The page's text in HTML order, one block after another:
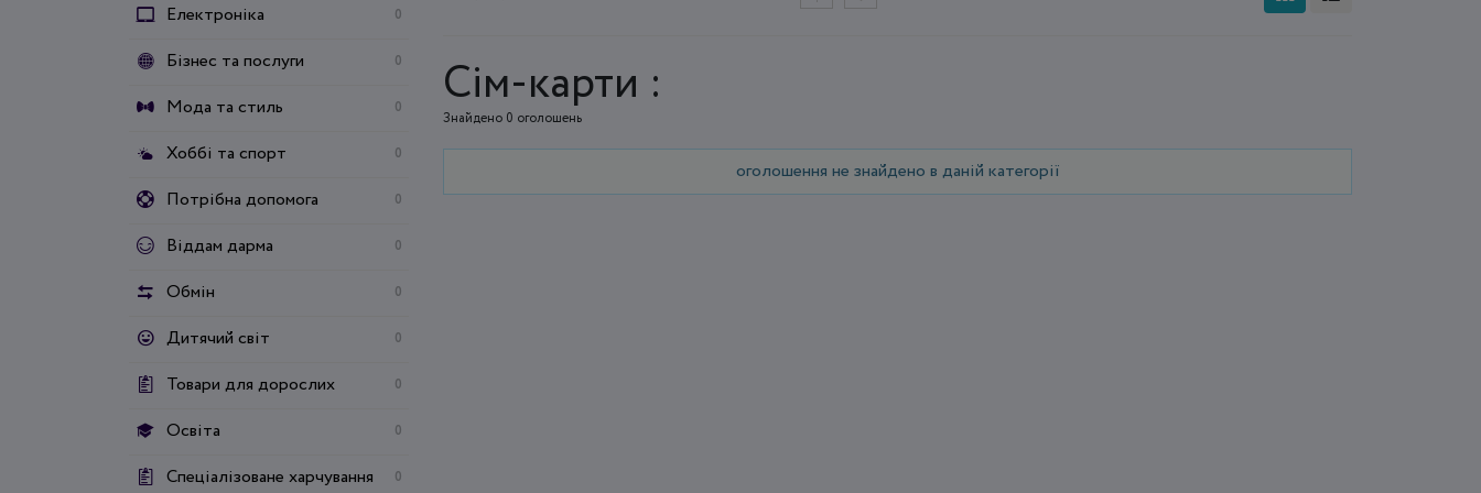
Електроніка 0
Бізнес та послуги 0
Мода та стиль 0
Хоббі та спорт 0
Потрібна допомога 0
Віддам дарма 0
Обмін 0
Дитячий світ 0
Товари для дорослих 0
Освіта 0
Спеціалізоване харчування 0
Сім-карти :
Знайдено 0 оголошень
оголошення не знайдено в даній категорії